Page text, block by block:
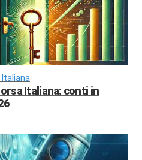
Italiana: conti in